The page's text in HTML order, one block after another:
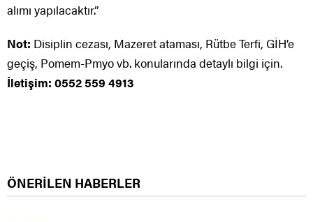
alımı yapılacaktır.”
Not: Disiplin cezası, Mazeret ataması, Rütbe Terfi, GİH’e
geçiş, Pomem-Pmyo vb. konularında detaylı bilgi için.
İletişim: 0552 559 4913
ÖNERİLEN HABERLER